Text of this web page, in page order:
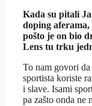
Kada su pitali
doping
pošto je on bio
Lens tu trku
To nam govori da
sportista koriste
i slave. Isami
pa zašto onda ne